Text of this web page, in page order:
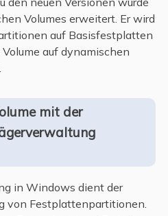
Volumes erweitert. Er wird
auf Basisfestplatten
auf dynamischen
mit der
in Windows dient der
von Festplattenpartitionen.